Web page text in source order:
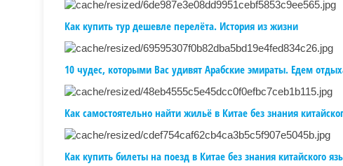
Как купить тур дешевле перелёта. История из жизни
10 чудес, которыми Вас удивят Арабские эмираты. Едем
Как самостоятельно найти жильё в Китае без знания
Как купить билеты на поезд в Китае без знания китайского